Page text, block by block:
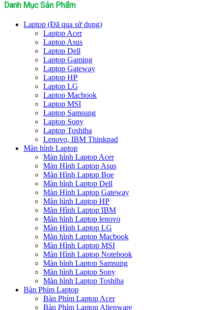
Danh Mục Sản Phẩm
Laptop (Đã qua sử dụng)
Laptop Acer
Laptop Asus
Laptop Dell
Laptop Gaming
Laptop Gateway
Laptop HP
Laptop LG
Laptop Macbook
Laptop MSI
Laptop Samsung
Laptop Sony
Laptop Toshiba
Lenovo, IBM Thinkpad
Màn hình Laptop
Màn hình Laptop Acer
Màn Hình Laptop Asus
Màn Hình Laptop Boe
Màn hình Laptop Dell
Màn Hình Laptop Gateway
Màn hình Laptop HP
Màn Hình Laptop IBM
Màn hình Laptop lenovo
Màn Hình Laptop LG
Màn hình Laptop Macbook
Màn Hình Laptop MSI
Màn Hình Laptop Notebook
Màn hình Laptop Samsung
Màn hình Laptop Sony
Màn hình Laptop Toshiba
Bàn Phím Laptop
Bàn Phím Laptop Acer
Bàn Phím Laptop Alienware